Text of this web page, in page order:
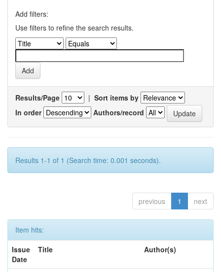
Add filters:
Use filters to refine the search results.
Results/Page | Sort items by
In order
Authors/record
Results 1-1 of 1 (Search time: 0.001 seconds).
previous 1 next
Item hits:
Issue
Date
Title Author(s)